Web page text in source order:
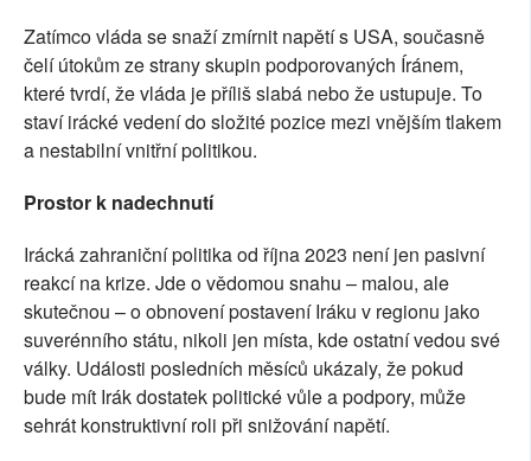
Zatímco vláda se snaží zmírnit napětí s USA, současně
čelí útokům ze strany skupin podporovaných Íránem,
které tvrdí, že vláda je příliš slabá nebo že ustupuje. To
staví irácké vedení do složité pozice mezi vnějším tlakem
a nestabilní vnitřní politikou.
Prostor k nadechnutí
Irácká zahraniční politika od října 2023 není jen pasivní
reakcí na krize. Jde o vědomou snahu – malou, ale
skutečnou – o obnovení postavení Iráku v regionu jako
suverénního státu, nikoli jen místa, kde ostatní vedou své
války. Události posledních měsíců ukázaly, že pokud
bude mít Irák dostatek politické vůle a podpory, může
sehrát konstruktivní roli při snižování napětí.